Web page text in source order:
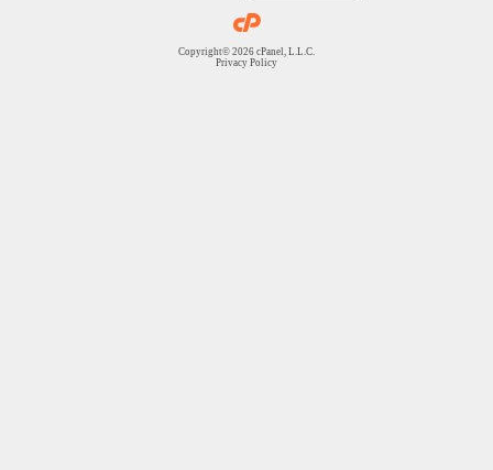
Copyright© 2026 cPanel, L.L.C.
Privacy Policy